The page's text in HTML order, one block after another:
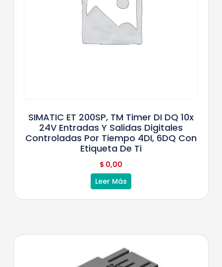
SIMATIC ET 200SP, TM Timer DI DQ 10x
24V Entradas Y Salidas Digitales
Controladas Por Tiempo 4DI, 6DQ Con
Etiqueta De Ti
$ 0,00
Leer Más